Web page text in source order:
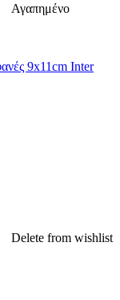
Αγαπημένο
Delete from wishlist